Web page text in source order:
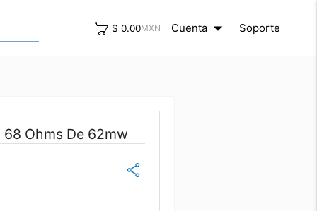
$ 0.00MXN Cuenta arrow_drop_down Soporte
Ohms De 62mw